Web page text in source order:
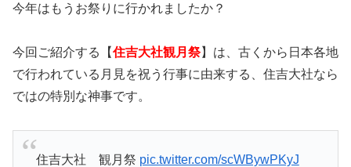
今年はもうお祭りに行かれましたか？
今回ご紹介する【住吉大社観月祭】は、古くから日本各地
で行われている月見を祝う行事に由来する、住吉大社なら
ではの特別な神事です。
住吉大社 観月祭 pic.twitter.com/scWBywPKyJ